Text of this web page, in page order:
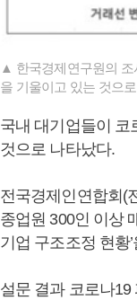
▲ 한국경제연구원의 조
을 기울이고 있는 것으
국내 대기업들이 코
것으로 나타났다.
전국경제인연합회(
종업원 300인 이상
기업 구조조정 현황
설문 결과 코로나